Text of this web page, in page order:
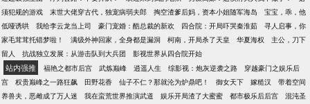
须犯规的游戏
末世大佬穿古代，独宠病弱夫郎 掏空渣爹后妈，资本小姐随军海岛
宝宝，乖，他
低哑诱哄
我给李云龙当上司 豪门宠婚：酷总裁的新欢 四合院：开局吓哭秦淮茹
寻人启事，你
家毛茸茸托错梦啦！
满级外神回家，全身都是漏洞 柯南，开局杀了天皇 华夏海权
主公，刀下
留人
抗战独立发展：从游击队到大兵团 影视世界从四合院开始
站内强推 福艳之都市后宫 武炼巅峰 逍遥人生 综影视：炮灰逆袭之路
穿越豪门之娱乐后
宫
权贵巅峰之一路狂飙 田野花香 仙子不仁？那就沦为炉鼎吧！ 御女天下 嫁糙汉
带着空间
养兽夫，恶雌成了万人迷
我在蛮荒世界推演武道 娱乐开局渣了大蜜蜜 都市极乐后后宫
混沌圣